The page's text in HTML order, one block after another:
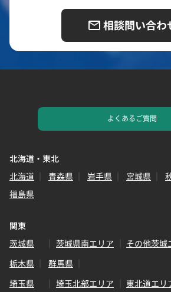
相談問い合わ
よくあるご質問
北海道・東北
北海道
青森県 岩手県 宮城県
福島県
関東
茨城県
茨城県南エリア
その他茨城
栃木県
群馬県
埼玉県
埼玉北部エリア
東北道エリ